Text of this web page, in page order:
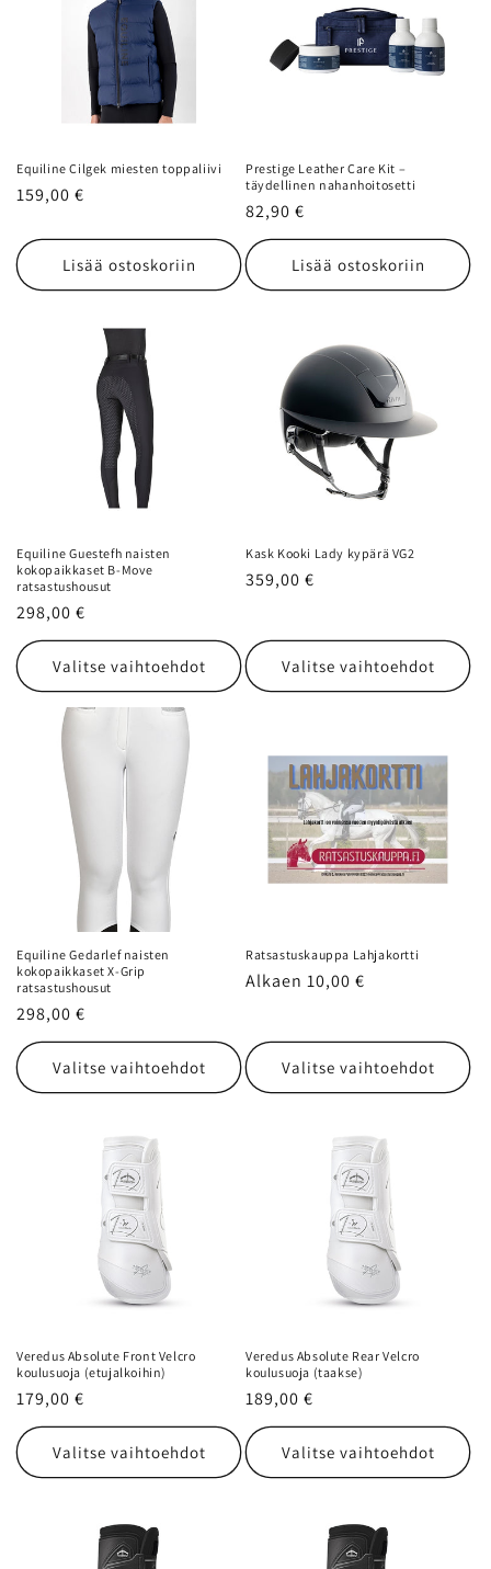
Equiline Cilgek miesten toppaliivi
Normaalihinta
159,00 €
Lisää ostoskoriin
Prestige Leather Care Kit –
täydellinen nahanhoitosetti
Normaalihinta
82,90 €
Lisää ostoskoriin
Equiline Guestefh naisten
kokopaikkaset B-Move
ratsastushousut
Normaalihinta
298,00 €
Valitse vaihtoehdot
Kask Kooki Lady kypärä VG2
Normaalihinta
359,00 €
Valitse vaihtoehdot
Equiline Gedarlef naisten
kokopaikkaset X-Grip
ratsastushousut
Normaalihinta
298,00 €
Valitse vaihtoehdot
Ratsastuskauppa Lahjakortti
Normaalihinta
Alkaen 10,00 €
Valitse vaihtoehdot
Veredus Absolute Front Velcro
koulusuoja (etujalkoihin)
Normaalihinta
179,00 €
Valitse vaihtoehdot
Veredus Absolute Rear Velcro
koulusuoja (taakse)
Normaalihinta
189,00 €
Valitse vaihtoehdot